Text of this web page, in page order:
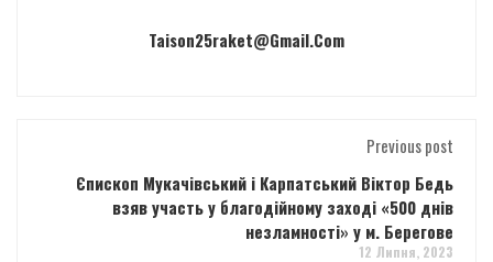
Taison25raket@gmail.com
Previous post
Єпископ Мукачівський і Карпатський Віктор Бедь
взяв участь у благодійному заході «500 днів
незламності» у м. Берегове
12 Липня, 2023